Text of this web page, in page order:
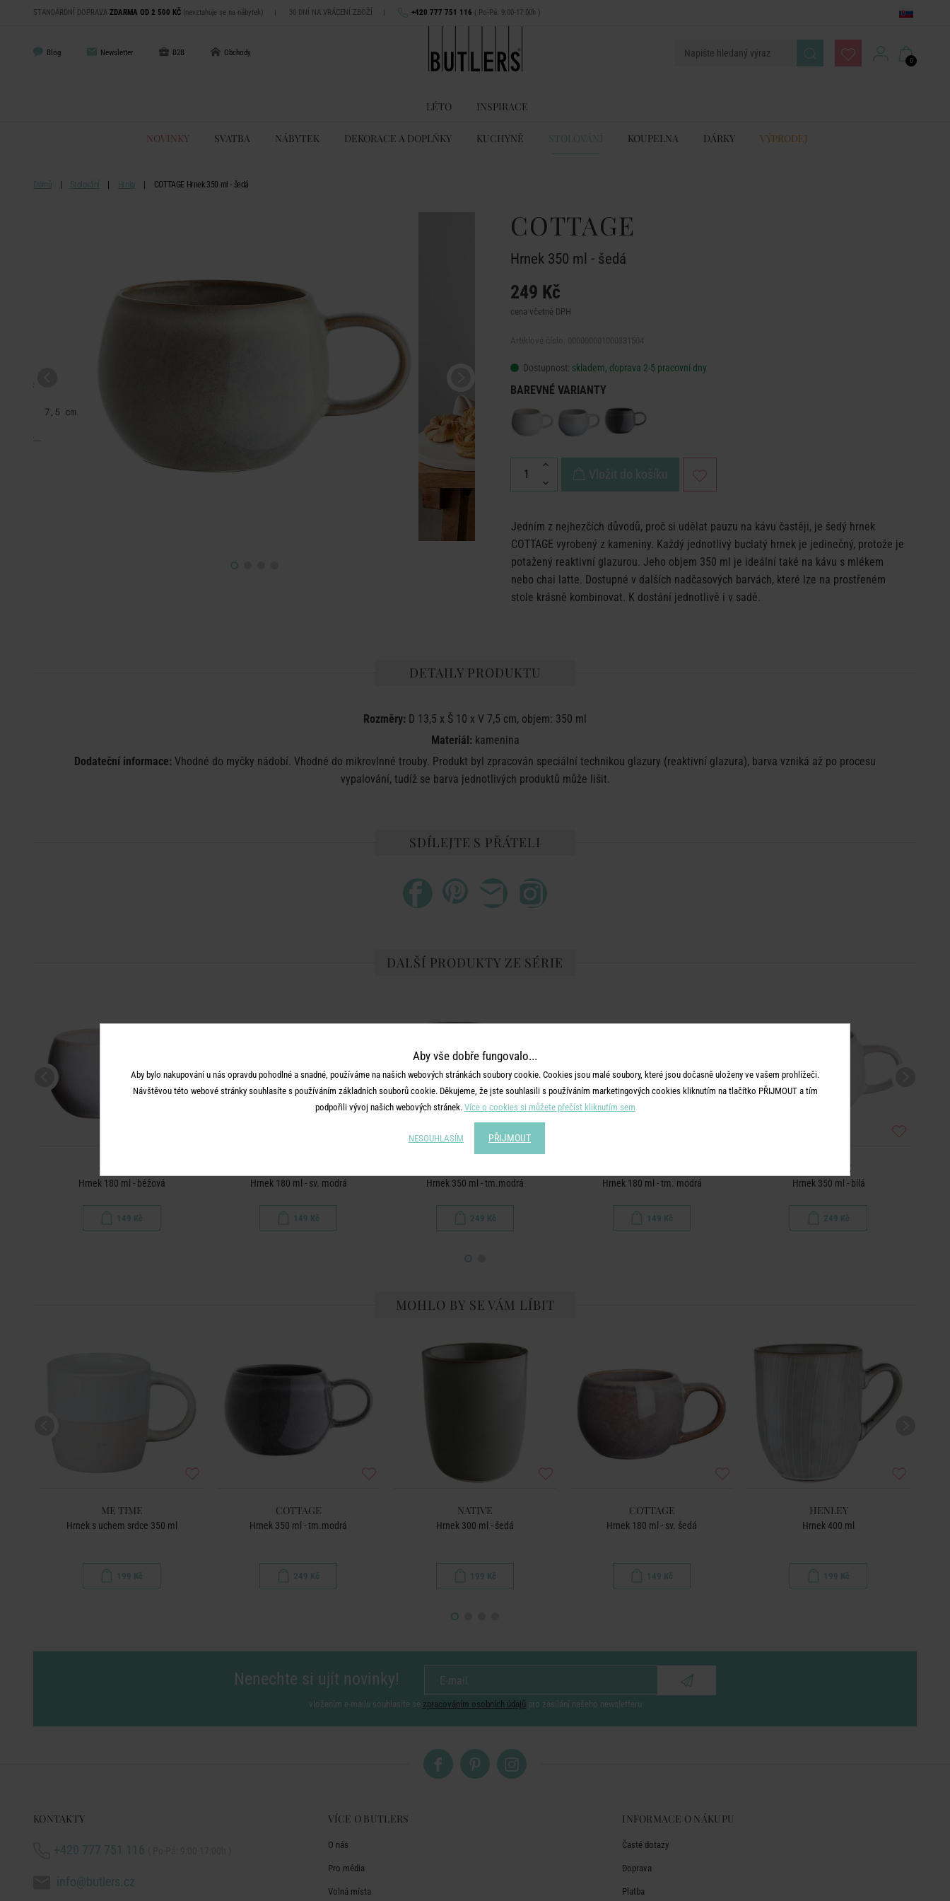
STANDARDNÍ DOPRAVA ZDARMA OD 2 500 KČ (nevztahuje se na nábytek) | 30 DNÍ NA VRÁCENÍ ZBOŽÍ | +420 777 751 116 ( Po-Pá: 9:00-17:00h )
Blog Newsletter B2B Obchody
0
LÉTO INSPIRACE
NOVINKY SVATBA NÁBYTEK DEKORACE A DOPLŇKY KUCHYNĚ STOLOVÁNÍ KOUPELNA DÁRKY VÝPRODEJ
Domů Stolování Hrnky COTTAGE Hrnek 350 ml - šedá
COTTAGE
Hrnek 350 ml - šedá
249 Kč
cena včetně DPH
Dostupnost: skladem, doprava 2-5 pracovní dny
BAREVNÉ VARIANTY
Vložit do košíku
Jedním z nejhezčích důvodů, proč si udělat pauzu na kávu častěji, je šedý hrnek
COTTAGE vyrobený z kameniny. Každý jednotlivý buclatý hrnek je jedinečný, protože je
potažený reaktivní glazurou. Jeho objem 350 ml je ideální také na kávu s mlékem
nebo chai latte. Dostupné v dalších nadčasových barvách, které lze na prostřeném
stole krásně kombinovat. K dostání jednotlivě i v sadě.
DETAILY PRODUKTU
Rozměry: D 13,5 x Š 10 x V 7,5 cm, objem: 350 ml
Materiál:kamenina
Dodateční informace: Vhodné do myčky nádobí. Vhodné do mikrovlnné trouby. Produkt byl zpracován speciální technikou glazury (reaktivní glazura), barva vzniká až po procesu
vypalování, tudíž se barva jednotlivých produktů může lišit.
SDÍLEJTE S PŘÁTELI
DALŠÍ PRODUKTY ZE SÉRIE
Hrnek 180 ml - béžová
149 Kč
Hrnek 180 ml - sv. modrá
149 Kč
Hrnek 350 ml - tm.modrá
249 Kč
Hrnek 180 ml - tm. modrá
149 Kč
COTTAGE
Hrnek 350 ml - bílá
249 Kč
MOHLO BY SE VÁM LÍBIT
ME TIME
Hrnek s uchem srdce 350 ml
199 Kč
COTTAGE
Hrnek 350 ml - tm.modrá
249 Kč
NATIVE
Hrnek 300 ml - šedá
199 Kč
COTTAGE
Hrnek 180 ml - sv. šedá
149 Kč
HENLEY
Hrnek 400 ml
199 Kč
Nenechte si ujít novinky!
vložením e-mailu souhlasíte se zpracováním osobních údajů pro zasílání našeho newsletteru
KONTAKTY
+420 777 751 116
info@butlers.cz
VÍCE O BUTLERS
O nás
Pro média
Volná místa
INFORMACE O NÁKUPU
Časté dotazy
Doprava
Platba
Aby vše dobře fungovalo...
Aby bylo nakupování u nás opravdu pohodlné a snadné, používáme na našich webových stránkách soubory cookie. Cookies jsou malé soubory, které jsou dočasně uloženy ve vašem prohlížeči.
Návštěvou této webové stránky souhlasíte s používáním základních souborů cookie. Děkujeme, že jste souhlasili s používáním marketingových cookies kliknutím na tlačítko PŘIJMOUT a tím
podpořili vývoj našich webových stránek. Více o cookies si můžete přečíst kliknutím sem
NESOUHLASÍM PŘIJMOUT